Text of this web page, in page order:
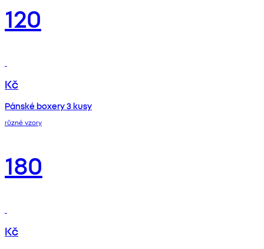
120
Kč
Pánské boxery 3 kusy
různé vzory
180
Kč